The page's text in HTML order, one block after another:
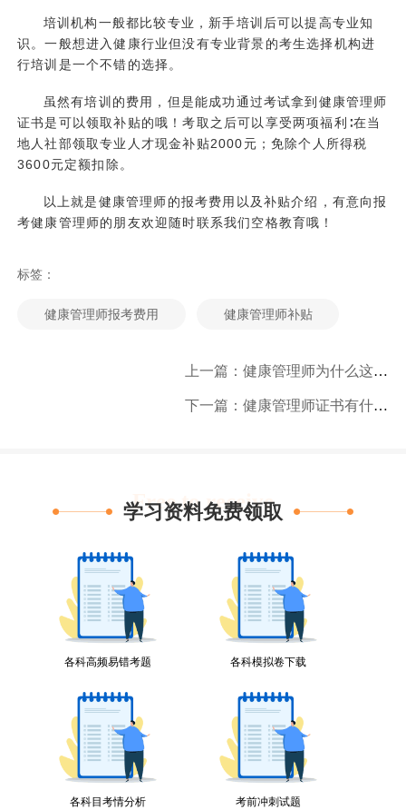
培训机构一般都比较专业，新手培训后可以提高专业知
识。一般想进入健康行业但没有专业背景的考生选择机构进
行培训是一个不错的选择。
虽然有培训的费用，但是能成功通过考试拿到健康管理师
证书是可以领取补贴的哦！考取之后可以享受两项福利∶在当
地人社部领取专业人才现金补贴2000元；免除个人所得税
3600元定额扣除。
以上就是健康管理师的报考费用以及补贴介绍，有意向报
考健康管理师的朋友欢迎随时联系我们空格教育哦！
标签：
健康管理师报考费用 健康管理师补贴
上一篇：健康管理师为什么这么受欢迎，原因有这些方面！
下一篇：健康管理师证书有什么用途？怎么查询？
学习资料免费领取
Free to receive
各科高频易错考题 各科模拟卷下载
各科目考情分析 考前冲刺试题